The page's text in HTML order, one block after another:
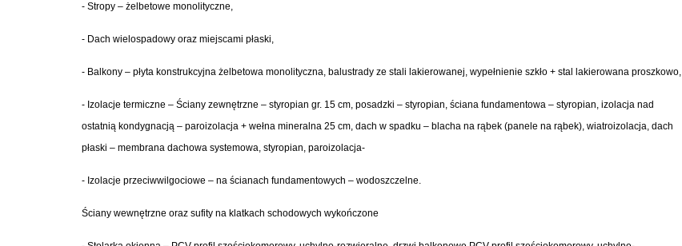
- Stropy – żelbetowe monolityczne,
- Dach wielospadowy oraz miejscami płaski,
- Balkony – płyta konstrukcyjna żelbetowa monolityczna, balustrady ze stali lakierowanej, wypełnienie szkło + stal lakierowana proszkowo,
- Izolacje termiczne – Ściany zewnętrzne – styropian gr. 15 cm, posadzki – styropian, ściana fundamentowa – styropian, izolacja nad
ostatnią kondygnacją – paroizolacja + wełna mineralna 25 cm, dach w spadku – blacha na rąbek (panele na rąbek), wiatroizolacja, dach
płaski – membrana dachowa systemowa, styropian, paroizolacja-
- Izolacje przeciwwilgociowe – na ścianach fundamentowych – wodoszczelne.
Ściany wewnętrzne oraz sufity na klatkach schodowych wykończone